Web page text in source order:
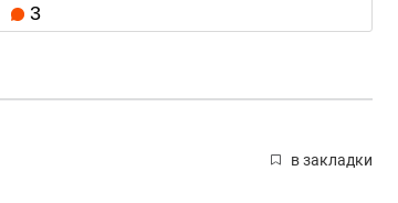
3
в закладки